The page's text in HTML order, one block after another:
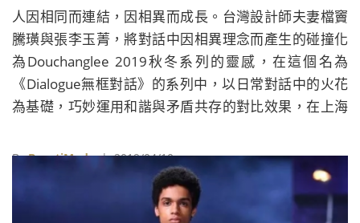
人因相同而連結，因相異而成長。台灣設計師夫妻檔竇
騰璜與張李玉菁，將對話中因相異理念而產生的碰撞化
為Douchanglee 2019秋冬系列的靈感，在這個名為
《Dialogue無框對話》的系列中，以日常對話中的火花
為基礎，巧妙運用和諧與矛盾共存的對比效果，在上海
ByBeautiMode| 2019/04/10